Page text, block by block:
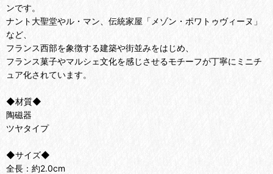
ンです。
ナント大聖堂やル・マン、伝統家屋「メゾン・ポワトゥヴィーヌ」
など、
フランス西部を象徴する建築や街並みをはじめ、
フランス菓子やマルシェ文化を感じさせるモチーフが丁寧にミニチ
ュア化されています。
◆材質◆
陶磁器
ツヤタイプ
◆サイズ◆
全長：約2.0cm